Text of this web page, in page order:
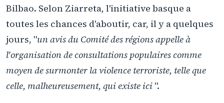
Bilbao. Selon Ziarreta, l'initiative basque a
toutes les chances d'aboutir, car, il y a quelques
jours, "un avis du Comité des régions appelle à
l'organisation de consultations populaires comme
moyen de surmonter la violence terroriste, telle que
celle, malheureusement, qui existe ici ".